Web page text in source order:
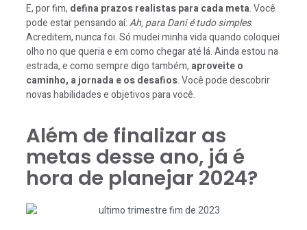
E, por fim, defina prazos realistas para cada meta. Você
pode estar pensando aí:Ah, para Dani é tudo simples.
Acreditem, nunca foi. Só mudei minha vida quando coloquei
olho no que queria e em como chegar até lá. Ainda estou na
estrada, e como sempre digo também, aproveite o
caminho, a jornada e os desafios. Você pode descobrir
novas habilidades e objetivos para você.
Além de finalizar as
metas desse ano, já é
hora de planejar 2024?